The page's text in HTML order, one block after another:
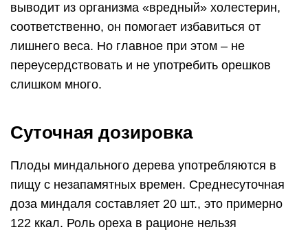
выводит из организма «вредный» холестерин,
соответственно, он помогает избавиться от
лишнего веса. Но главное при этом – не
переусердствовать и не употребить орешков
слишком много.
Суточная дозировка
Плоды миндального дерева употребляются в
пищу с незапамятных времен. Среднесуточная
доза миндаля составляет 20 шт., это примерно
122 ккал. Роль ореха в рационе нельзя